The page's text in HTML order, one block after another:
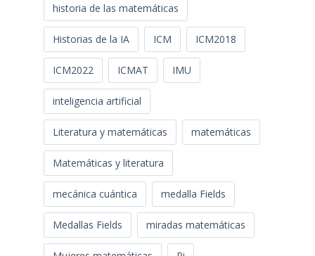
historia de las matemáticas
Historias de la IA ICM ICM2018
ICM2022 ICMAT IMU
inteligencia artificial
Literatura y matemáticas matemáticas
Matemáticas y literatura
mecánica cuántica medalla Fields
Medallas Fields miradas matemáticas